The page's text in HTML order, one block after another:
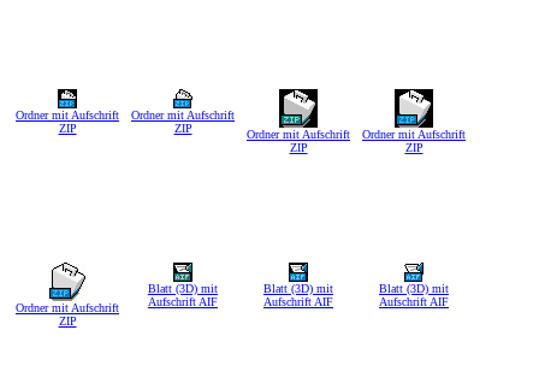
Ordner mit Aufschrift
ZIP
Ordner mit Aufschrift
ZIP
Ordner mit Aufschrift
ZIP
Ordner mit Aufschrift
ZIP
Ordner mit Aufschrift
ZIP
Blatt (3D) mit
Aufschrift AIF
Blatt (3D) mit
Aufschrift AIF
Blatt (3D) mit
Aufschrift AIF